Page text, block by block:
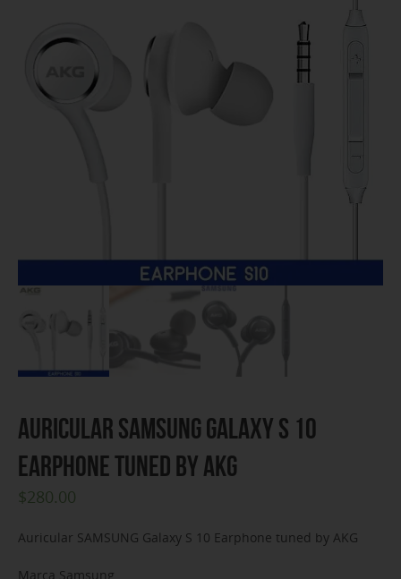
Auricular SAMSUNG Galaxy S 10
Earphone tuned by AKG
$280.00
Auricular SAMSUNG Galaxy S 10 Earphone tuned by AKG
Marca Samsung